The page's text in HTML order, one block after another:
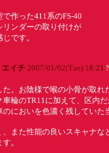
作った411系のFS-40
ンダーの取り付けが
です。
エイチ2007/01/02(Tue) 18:21
。お陰様で喉の小骨が取れ
輪のTR11に加えて、区内
においを色濃く残していた
また性能の良いスキャナ
。